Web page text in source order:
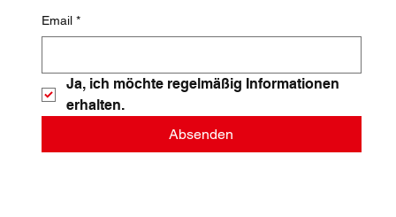
Email *
Ja, ich möchte regelmäßig Informationen
erhalten.
Absenden